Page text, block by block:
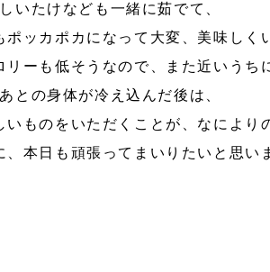
いたけなども一緒に茹でて、
ッカポカになって大変、美味しく
ーも低そうなので、また近いうち
との身体が冷え込んだ後は、
ものをいただくことが、なにより
本日も頑張ってまいりたいと思い